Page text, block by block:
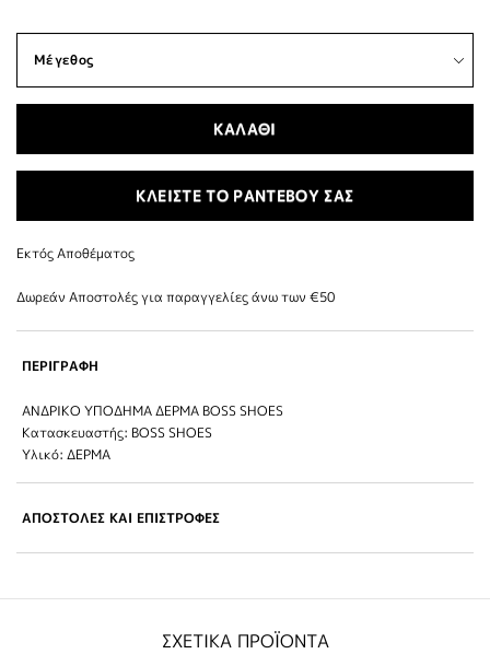
ΚΑΛΑΘΙ
ΚΛΕΙΣΤΕ ΤΟ ΡΑΝΤΕΒΟΥ ΣΑΣ
Εκτός Αποθέματος
Δωρεάν Αποστολές για παραγγελίες άνω των €50
ΠΕΡΙΓΡΑΦΗ
ΑΝΔΡΙΚΟ ΥΠΟΔΗΜΑ ΔΕΡΜΑ BOSS SHOES
Κατασκευαστής: BOSS SHOES
Υλικό: ΔΕΡΜΑ
ΑΠΟΣΤΟΛΕΣ ΚΑΙ ΕΠΙΣΤΡΟΦΕΣ
ΣΧΕΤΙΚΑ ΠΡΟΪΟΝΤΑ